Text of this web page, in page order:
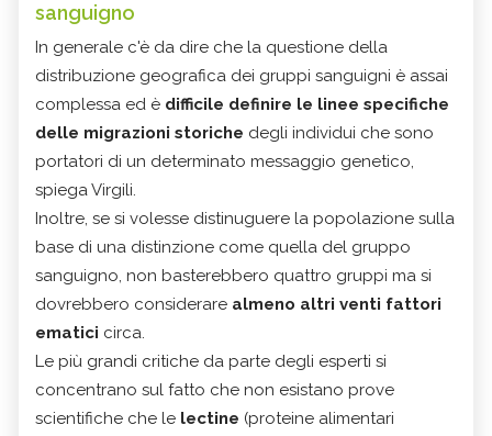
sanguigno
In generale c'è da dire che la questione della
distribuzione geografica dei gruppi sanguigni è assai
complessa ed è difficile definire le linee specifiche
delle migrazioni storiche degli individui che sono
portatori di un determinato messaggio genetico,
spiega Virgili.
Inoltre, se si volesse distinuguere la popolazione sulla
base di una distinzione come quella del gruppo
sanguigno, non basterebbero quattro gruppi ma si
dovrebbero considerare almeno altri venti fattori
ematici circa.
Le più grandi critiche da parte degli esperti si
concentrano sul fatto che non esistano prove
scientifiche che le lectine (proteine alimentari